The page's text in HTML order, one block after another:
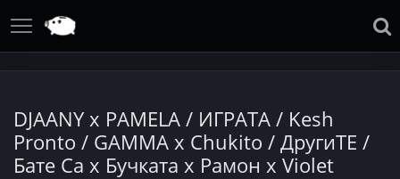
DJAANY x PAMELA / ИГРАТА / Kesh
Pronto / GAMMA x Chukito / ДругиТЕ /
Бате Са х Бучката х Рамон х Violet